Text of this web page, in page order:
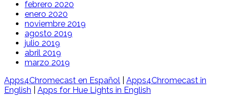
febrero 2020
enero 2020
noviembre 2019
agosto 2019
julio 2019
abril 2019
marzo 2019
Apps4Chromecast en Español
Apps4Chromecast in
English
Apps for Hue Lights in English